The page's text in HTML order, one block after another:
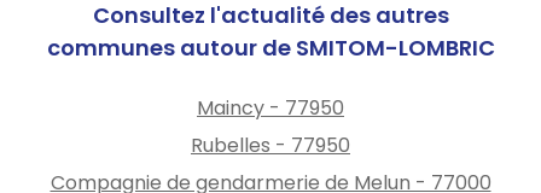
Consultez l'actualité des autres
communes autour de SMITOM-LOMBRIC
Maincy - 77950
Rubelles - 77950
Compagnie de gendarmerie de Melun - 77000